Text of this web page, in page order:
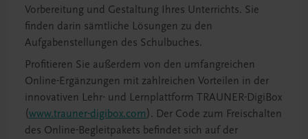
Vorbereitung und Gestaltung Ihres Unterrichts. Sie
finden darin sämtliche Lösungen zu den
Aufgabenstellungen des Schulbuches.
Profitieren Sie außerdem von den umfangreichen
Online-Ergänzungen mit zahlreichen Vorteilen in der
innovativen Lehr- und Lernplattform TRAUNER-DigiBox
(www.trauner-digibox.com). Der Code zum Freischalten
des Online-Begleitpakets befindet sich auf der